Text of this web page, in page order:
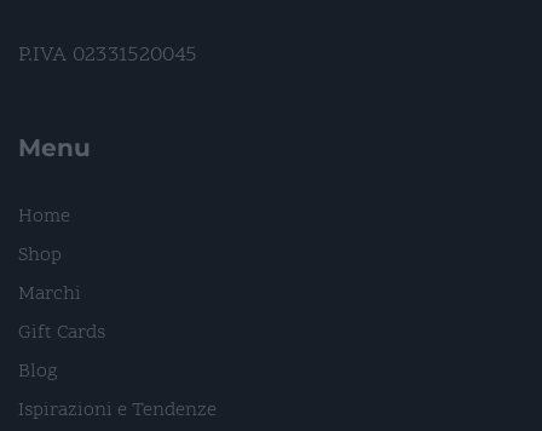
P.IVA 02331520045
Menu
Home
Shop
Marchi
Gift Cards
Blog
Ispirazioni e Tendenze